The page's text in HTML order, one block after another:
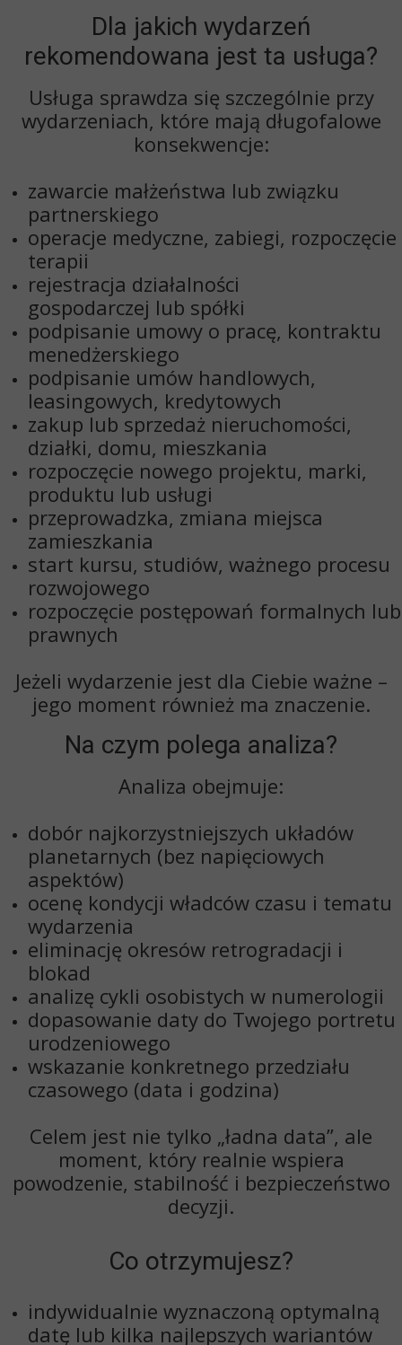
Dla jakich wydarzeń
rekomendowana jest ta usługa?
Usługa sprawdza się szczególnie przy
wydarzeniach, które mają długofalowe
konsekwencje:
zawarcie małżeństwa lub związku
partnerskiego
operacje medyczne, zabiegi, rozpoczęcie
terapii
rejestracja działalności
gospodarczej lub spółki
podpisanie umowy o pracę, kontraktu
menedżerskiego
podpisanie umów handlowych,
leasingowych, kredytowych
zakup lub sprzedaż nieruchomości,
działki, domu, mieszkania
rozpoczęcie nowego projektu, marki,
produktu lub usługi
przeprowadzka, zmiana miejsca
zamieszkania
start kursu, studiów, ważnego procesu
rozwojowego
rozpoczęcie postępowań formalnych lub
prawnych
Jeżeli wydarzenie jest dla Ciebie ważne –
jego moment również ma znaczenie.
Na czym polega analiza?
Analiza obejmuje:
dobór najkorzystniejszych układów
planetarnych (bez napięciowych
aspektów)
ocenę kondycji władców czasu i tematu
wydarzenia
eliminację okresów retrogradacji i
blokad
analizę cykli osobistych w numerologii
dopasowanie daty do Twojego portretu
urodzeniowego
wskazanie konkretnego przedziału
czasowego (data i godzina)
Celem jest nie tylko „ładna data”, ale
moment, który realnie wspiera
powodzenie, stabilność i bezpieczeństwo
decyzji.
Co otrzymujesz?
indywidualnie wyznaczoną optymalną
datę lub kilka najlepszych wariantów